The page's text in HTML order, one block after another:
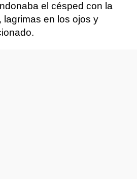
el césped con la
en los ojos y